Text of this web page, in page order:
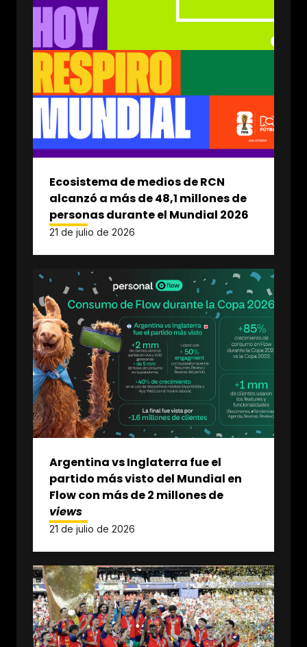
Ecosistema de medios de RCN
alcanzó a más de 48,1 millones de
personas durante el Mundial 2026
21 de julio de 2026
Argentina vs Inglaterra fue el
partido más visto del Mundial en
Flow con más de 2 millones de
views
21 de julio de 2026